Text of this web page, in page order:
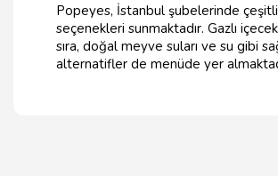
Popeyes, İstanbul şubelerinde
seçenekleri sunmaktadır. Gazlı
sıra, doğal meyve suları ve su gibi
alternatifler de menüde yer